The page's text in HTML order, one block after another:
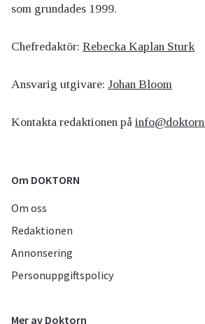
som grundades 1999.
Chefredaktör: Rebecka Kaplan Sturk
Ansvarig utgivare: Johan Bloom
Kontakta redaktionen på
Om DOKTORN
Om oss
Redaktionen
Annonsering
Personuppgiftspolicy
Mer av Doktorn